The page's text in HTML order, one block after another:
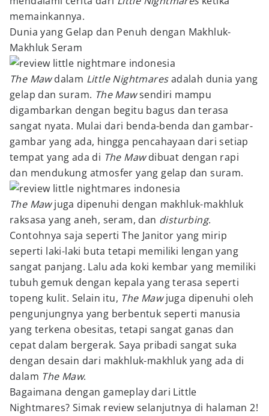
memainkannya.
Dunia yang Gelap dan Penuh dengan Makhluk-
Makhluk Seram
The Mawdalam Little Nightmaresadalah dunia yang
gelap dan suram. The Mawsendiri mampu
digambarkan dengan begitu bagus dan terasa
sangat nyata. Mulai dari benda-benda dan gambar-
gambar yang ada, hingga pencahayaan dari setiap
tempat yang ada di The Mawdibuat dengan rapi
dan mendukung atmosfer yang gelap dan suram.
The Mawjuga dipenuhi dengan makhluk-makhluk
raksasa yang aneh, seram, dan disturbing.
Contohnya saja seperti The Janitor yang mirip
seperti laki-laki buta tetapi memiliki lengan yang
sangat panjang. Lalu ada koki kembar yang memiliki
tubuh gemuk dengan kepala yang terasa seperti
topeng kulit. Selain itu, The Mawjuga dipenuhi oleh
pengunjungnya yang berbentuk seperti manusia
yang terkena obesitas, tetapi sangat ganas dan
cepat dalam bergerak. Saya pribadi sangat suka
dengan desain dari makhluk-makhluk yang ada di
dalam The Maw.
Bagaimana dengan gameplay dari Little
Nightmares? Simak review selanjutnya di halaman 2!